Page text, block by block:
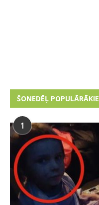
ŠONEDĒĻ POPULĀRĀKIE
1